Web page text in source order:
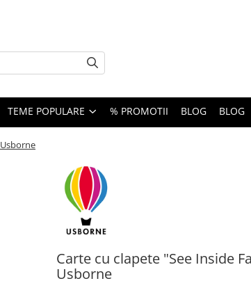
TEME POPULARE % PROMOTII BLOG BLOG
Carte cu clapete "See Inside
Usborne